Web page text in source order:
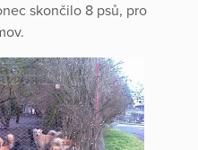
skončilo 8 psů, pro